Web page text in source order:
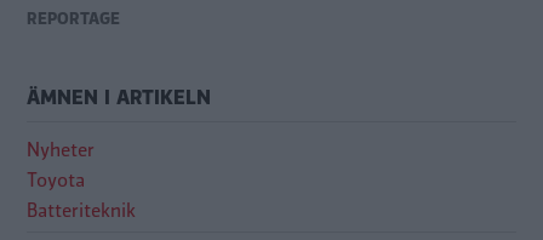
REPORTAGE
ÄMNEN I ARTIKELN
Nyheter
Toyota
Batteriteknik